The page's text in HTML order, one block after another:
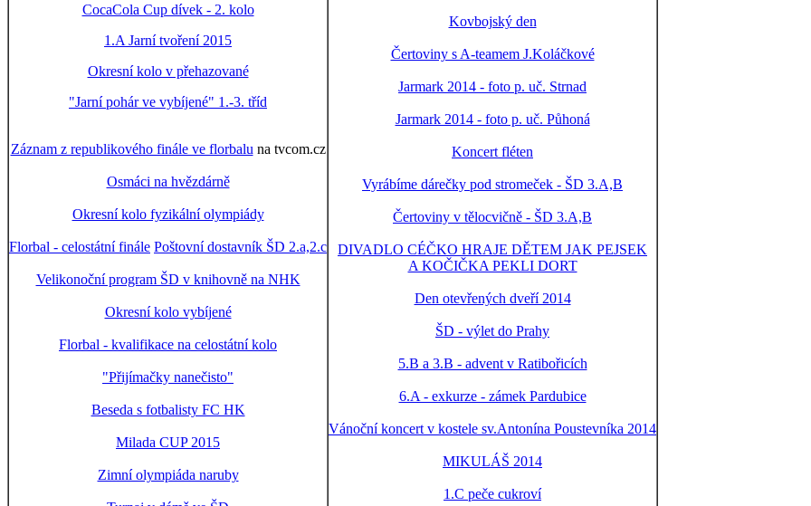
CocaCola Cup dívek - 2. kolo
1.A Jarní tvoření 2015
Okresní kolo v přehazované
"Jarní pohár ve vybíjené" 1.-3. tříd
Záznam z republikového finále ve florbalu na tvcom.cz
Osmáci na hvězdárně
Okresní kolo fyzikální olympiády
Florbal - celostátní finále Poštovní dostavník ŠD 2.a,2.c
Velikonoční program ŠD v knihovně na NHK
Okresní kolo vybíjené
Florbal - kvalifikace na celostátní kolo
"Přijímačky nanečisto"
Beseda s fotbalisty FC HK
Milada CUP 2015
Zimní olympiáda naruby
Kovbojský den
Čertoviny s A-teamem J.Koláčkové
Jarmark 2014 - foto p. uč. Strnad
Jarmark 2014 - foto p. uč. Půhoná
Koncert fléten
Vyrábíme dárečky pod stromeček - ŠD 3.A,B
Čertoviny v tělocvičně - ŠD 3.A,B
DIVADLO CÉČKO HRAJE DĚTEM JAK PEJSEK
A KOČIČKA PEKLI DORT
Den otevřených dveří 2014
ŠD - výlet do Prahy
5.B a 3.B - advent v Ratibořicích
6.A - exkurze - zámek Pardubice
Vánoční koncert v kostele sv.Antonína Poustevníka 2014
MIKULÁŠ 2014
1.C peče cukroví